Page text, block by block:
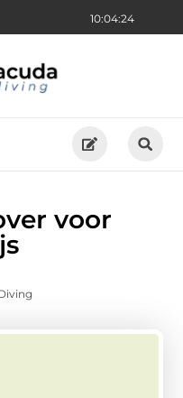
10:04:25
voor